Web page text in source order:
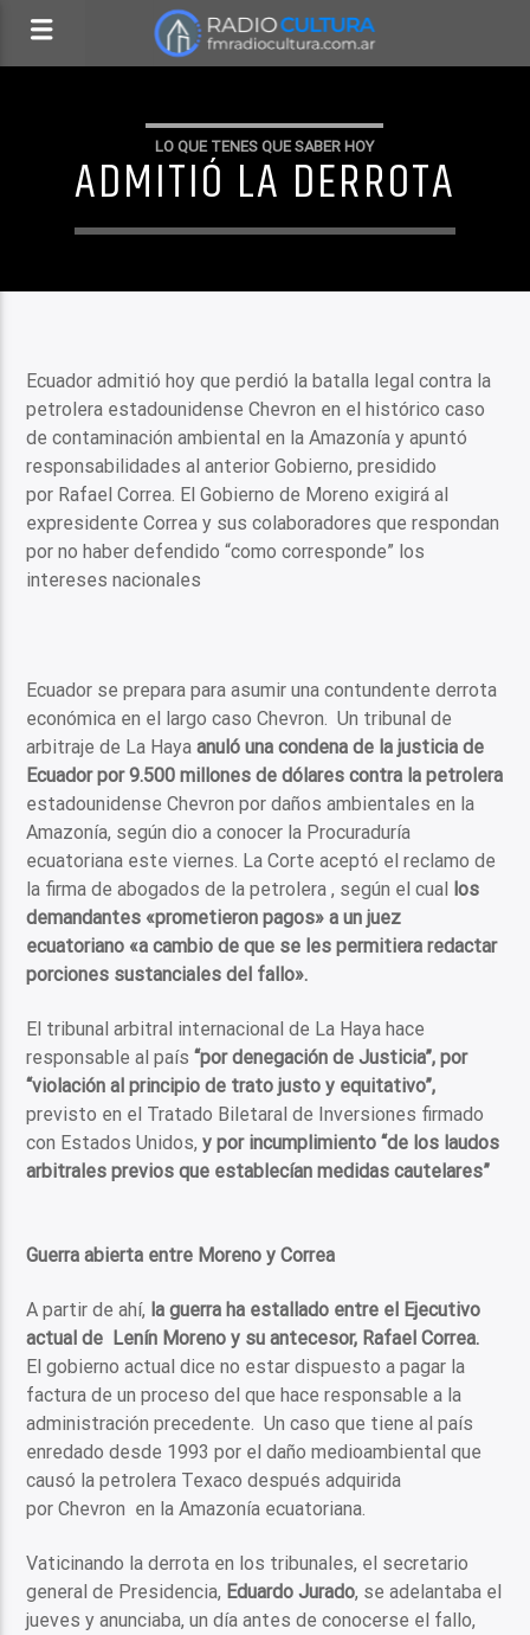
LO QUE TENES QUE SABER HOY
ADMITIÓ LA DERROTA
Ecuador admitió hoy que perdió la batalla legal contra la
petrolera estadounidense Chevron en el histórico caso
de contaminación ambiental en la Amazonía y apuntó
responsabilidades al anterior Gobierno, presidido
por Rafael Correa. El Gobierno de Moreno exigirá al
expresidente Correa y sus colaboradores que respondan
por no haber defendido “como corresponde” los
intereses nacionales
Ecuador se prepara para asumir una contundente derrota
económica en el largo caso Chevron. Un tribunal de
arbitraje de La Hayaanuló una condena de la justicia de
Ecuador por 9.500 millones de dólares contra la petrolera
estadounidense Chevron por daños ambientales en la
Amazonía, según dio a conocer la Procuraduría
ecuatoriana este viernes. La Corte aceptó el reclamo de
la firma de abogados de la petrolera , según el cual los
demandantes «prometieron pagos» a un juez
ecuatoriano «a cambio de que se les permitiera redactar
porciones sustanciales del fallo».
El tribunal arbitral internacional de La Haya hace
responsable al país“por denegación de Justicia”, por
“violación al principio de trato justo y equitativo”,
previsto en el Tratado Biletaral de Inversiones firmado
con Estados Unidos,y por incumplimiento “de los laudos
arbitrales previos que establecían medidas cautelares”
Guerra abierta entre Moreno y Correa
A partir de ahí, la guerra ha estallado entre el Ejecutivo
actual de Lenín Moreno y su antecesor, Rafael Correa.
El gobierno actual dice no estar dispuesto a pagar la
factura de un proceso del que hace responsable a la
administración precedente. Un caso que tiene al país
enredado desde 1993 por el daño medioambiental que
causó la petrolera Texaco después adquirida
por Chevron en la Amazonía ecuatoriana.
Vaticinando la derrota en los tribunales, el secretario
general de Presidencia, Eduardo Jurado, se adelantaba el
jueves y anunciaba, un día antes de conocerse el fallo,